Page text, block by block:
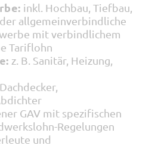
inkl. Hochbau, Tiefbau,
allgemeinverbindliche
mit verbindlichem
Tariflohn
z. B. Sanitär, Heizung,
Dachdecker,
GAV mit spezifischen
Regelungen
und